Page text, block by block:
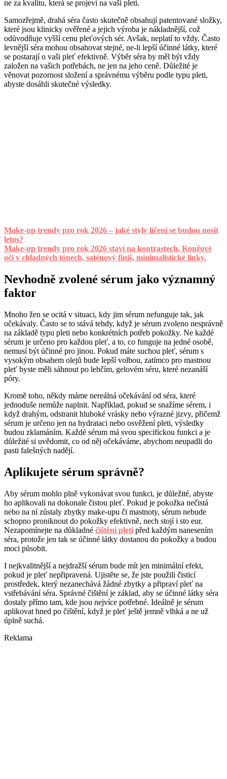
ne za kvalitu, která se projeví na vaší pleti.
Samozřejmě, drahá séra často skutečně obsahují patentované složky,
které jsou klinicky ověřené a jejich výroba je nákladnější, což
odůvodňuje vyšší cenu pleťových sér. Avšak, neplatí to vždy. Často
levnější séra mohou obsahovat stejné, ne-li lepší účinné látky, které
se postarají o vaši pleť efektivně. Výběr séra by měl být vždy
založen na vašich potřebách, ne jen na jeho ceně. Důležité je
věnovat pozornost složení a správnému výběru podle typu pleti,
abyste dosáhli skutečné výsledky.
Make-up trendy pro rok 2026 – jaké styly líčení se budou nosit
letos?
Make-up trendy pro rok 2026 staví na kontrastech. Kouřové
oči v chladných tónech, saténový finiš, minimalistické linky.
Nevhodně zvolené sérum jako významný
faktor
Mnoho žen se ocitá v situaci, kdy jim sérum nefunguje tak, jak
očekávaly. Často se to stává tehdy, když je sérum zvoleno nesprávně
na základě typu pleti nebo konkrétních potřeb pokožky. Ne každé
sérum je určeno pro každou pleť, a to, co funguje na jedné osobě,
nemusí být účinné pro jinou. Pokud máte suchou pleť, sérum s
vysokým obsahem olejů bude lepší volbou, zatímco pro mastnou
pleť byste měli sáhnout po lehčím, gelovém séru, které nezanáší
póry.
Kromě toho, někdy máme nereálná očekávání od séra, které
jednoduše nemůže naplnit. Například, pokud se snažíme sérem, i
když drahým, odstranit hluboké vrásky nebo výrazné jizvy, přičemž
sérum je určeno jen na hydrataci nebo osvěžení pleti, výsledky
budou zklamáním. Každé sérum má svou specifickou funkci a je
důležité si uvědomit, co od něj očekáváme, abychom neupadli do
pasti falešných nadějí.
Aplikujete sérum správně?
Aby sérum mohlo plně vykonávat svou funkci, je důležité, abyste
ho aplikovali na dokonale čistou pleť. Pokud je pokožka nečistá
nebo na ní zůstaly zbytky make-upu či mastnoty, sérum nebude
schopno proniknout do pokožky efektivně, nech stojí i sto eur.
Nezapomínejte na důkladné čištění pleti před každým nanesením
séra, protože jen tak se účinné látky dostanou do pokožky a budou
moci působit.
I nejkvalitnější a nejdražší sérum bude mít jen minimální efekt,
pokud je pleť nepřipravená. Ujistěte se, že jste použili čisticí
prostředek, který nezanechává žádné zbytky a připraví pleť na
vstřebávání séra. Správné čištění je základ, aby se účinné látky séra
dostaly přímo tam, kde jsou nejvíce potřebné. Ideálně je sérum
aplikovat hned po čištění, když je pleť ještě jemně vlhká a ne už
úplně suchá.
Reklama